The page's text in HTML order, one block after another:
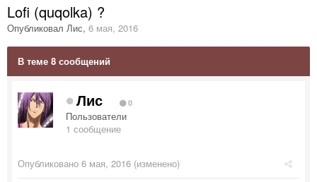
Lofi (quqolka) ?
Опубликовал Лис, 6 мая, 2016
В теме 8 сообщений
Лис 0
Пользователи
1 сообщение
Опубликовано 6 мая, 2016 (изменено)